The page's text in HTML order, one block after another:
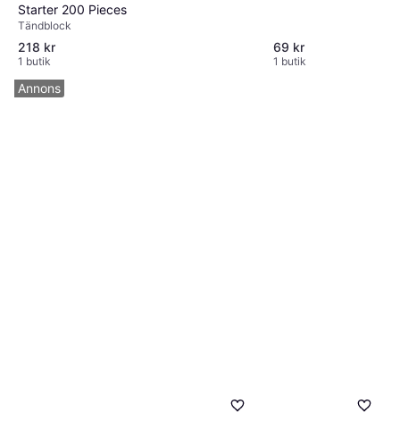
Starter 200 Pieces
Tändblock
218 kr
1 butik
69 kr
1 butik
Annons